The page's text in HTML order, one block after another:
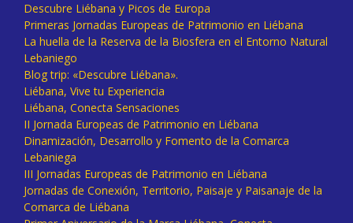
Descubre Liébana y Picos de Europa
Primeras Jornadas Europeas de Patrimonio en Liébana
La huella de la Reserva de la Biosfera en el Entorno Natural
Lebaniego
Blog trip: «Descubre Liébana».
Liébana, Vive tu Experiencia
Liébana, Conecta Sensaciones
II Jornada Europeas de Patrimonio en Liébana
Dinamización, Desarrollo y Fomento de la Comarca
Lebaniega
III Jornadas Europeas de Patrimonio en Liébana
Jornadas de Conexión, Territorio, Paisaje y Paisanaje de la
Comarca de Liébana